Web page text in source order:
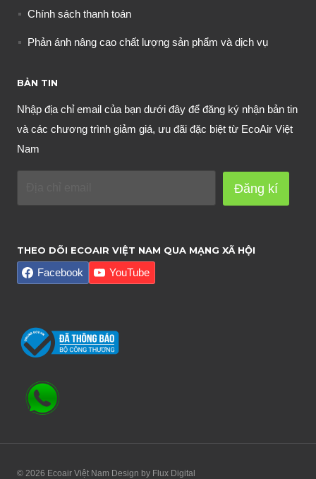
Chính sách thanh toán
Phản ánh nâng cao chất lượng sản phẩm và dịch vụ
BẢN TIN
Nhập địa chỉ email của bạn dưới đây để đăng ký nhận bản tin
và các chương trình giảm giá, ưu đãi đặc biệt từ EcoAir Việt
Nam
Đăng kí
THEO DÕI ECOAIR VIỆT NAM QUA MẠNG XÃ HỘI
Facebook YouTube
© 2026 Ecoair Việt Nam Design by Flux Digital